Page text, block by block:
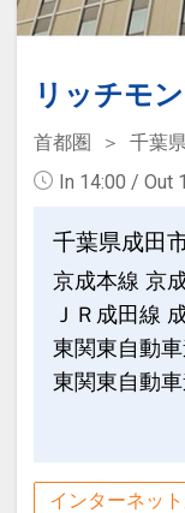
リッチモ
首都圏 千葉
In 14:00 / Out
千葉県成田
京成本線 京
ＪＲ成田線
東関東自動
東関東自動
インターネッ